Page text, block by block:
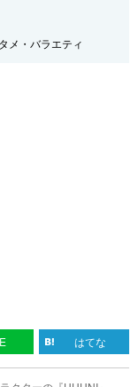
メ・バラエティ
はてな